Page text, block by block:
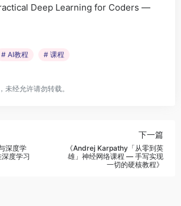
Deep Learning for Coders —
# AI教程 # 课程
未经允许请勿转载。
深度学
度学习
下一篇
《Andrej Karpathy「从零到英
雄」神经网络课程 — 手写实现
一切的硬核教程》